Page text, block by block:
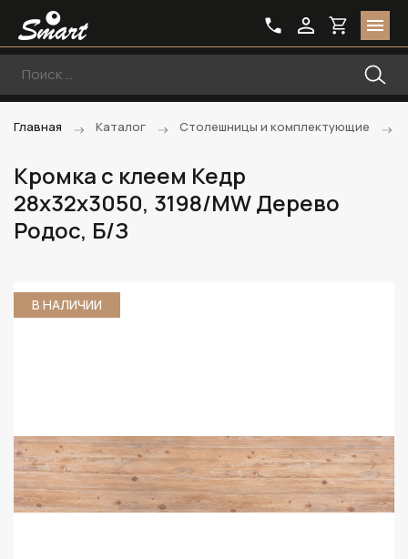
Главная Каталог Столешницы и комплектующие
Кромка с клеем Кедр
28х32х3050, 3198/MW Дерево
Родос, Б/З
В НАЛИЧИИ